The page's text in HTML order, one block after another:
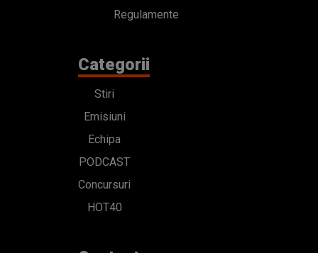
Regulamente
Categorii
Stiri
Emisiuni
Echipa
PODCAST
Concursuri
HOT40